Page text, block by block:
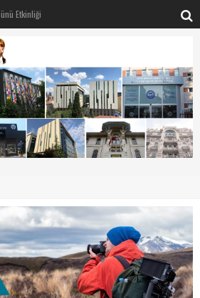
Etkinliği
İSTİVAK 2025 Nisan Ayı Yönetim Kurulu Toplantısı
Marmara projesi Kahvaltı Buluşması
“RUH VE BEDENİN UYANIŞI” konulu etkinliğimizden kareler
SAHNE SANATLARINDA İZ BIRAKAN CUMHURİYET KADINLARI